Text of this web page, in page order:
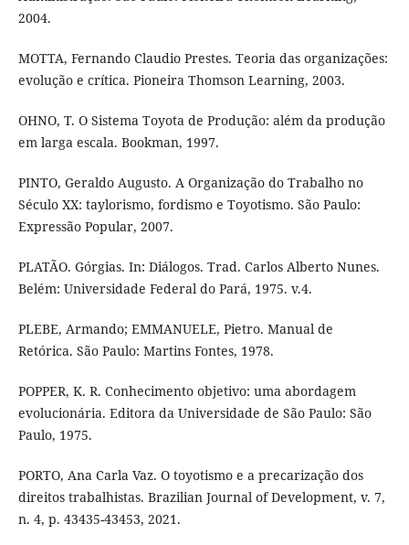
2004.
MOTTA, Fernando Claudio Prestes. Teoria das organizações:
evolução e crítica. Pioneira Thomson Learning, 2003.
OHNO, T. O Sistema Toyota de Produção: além da produção
em larga escala. Bookman, 1997.
PINTO, Geraldo Augusto. A Organização do Trabalho no
Século XX: taylorismo, fordismo e Toyotismo. São Paulo:
Expressão Popular, 2007.
PLATÃO. Górgias. In: Diálogos. Trad. Carlos Alberto Nunes.
Belém: Universidade Federal do Pará, 1975. v.4.
PLEBE, Armando; EMMANUELE, Pietro. Manual de
Retórica. São Paulo: Martins Fontes, 1978.
POPPER, K. R. Conhecimento objetivo: uma abordagem
evolucionária. Editora da Universidade de São Paulo: São
Paulo, 1975.
PORTO, Ana Carla Vaz. O toyotismo e a precarização dos
direitos trabalhistas. Brazilian Journal of Development, v. 7,
n. 4, p. 43435-43453, 2021.